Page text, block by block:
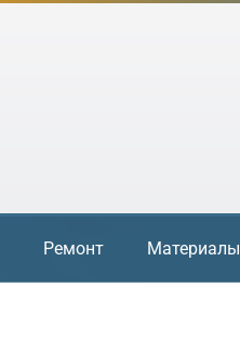
Ремонт Материалы